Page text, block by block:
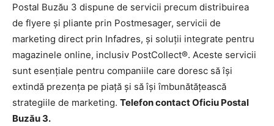
Postal Buzău 3 dispune de servicii precum distribuirea
de flyere și pliante prin Postmesager, servicii de
marketing direct prin Infadres, și soluții integrate pentru
magazinele online, inclusiv PostCollect®. Aceste servicii
sunt esențiale pentru companiile care doresc să își
extindă prezența pe piață și să își îmbunătățească
strategiile de marketing. Telefon contact Oficiu Postal
Buzău 3.